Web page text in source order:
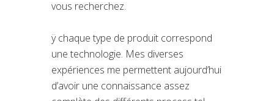
vous recherchez.
ÿ chaque type de produit correspond
une technologie. Mes diverses
expériences me permettent aujourd’hui
d’avoir une connaissance assez